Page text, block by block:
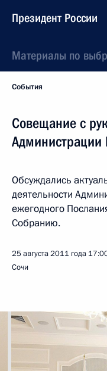
Президент России
Материалы по
События
Совещание с
Администрации
Обсуждались
деятельности
ежегодного
Собранию.
25 августа 2011 года
Сочи